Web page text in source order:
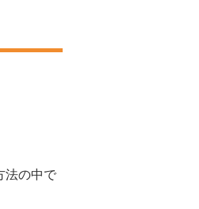
法の中で